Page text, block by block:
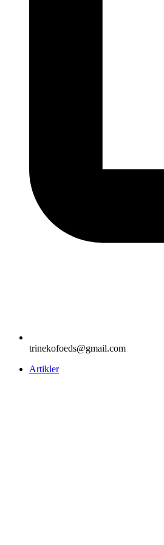
trinekofoeds@gmail.com
Artikler